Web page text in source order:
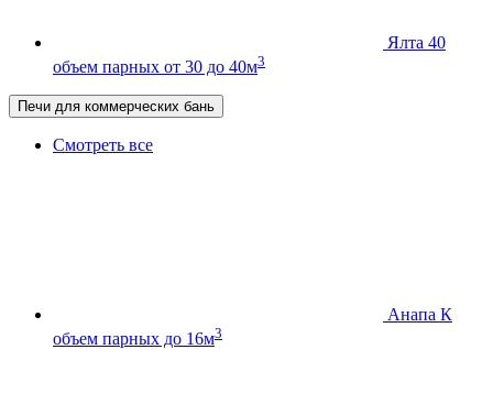
Ялта 40
объем парных от 30 до 40м3
Печи для коммерческих бань
Смотреть все
Анапа К
объем парных до 16м3